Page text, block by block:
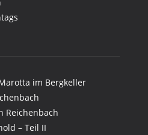
im Bergkeller
Reichenbach
– Teil II